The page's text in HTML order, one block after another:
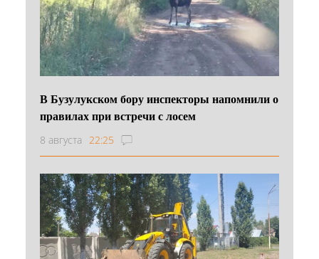
В Бузулукском бору инспекторы напомнили о
правилах при встречи с лосем
8 августа 22:25